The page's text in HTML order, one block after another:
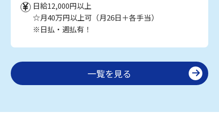
日給12,000円以上
☆月40万円以上可（月26日＋各手当）
※日払・週払有！
一覧を見る